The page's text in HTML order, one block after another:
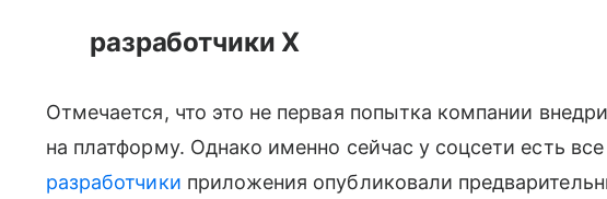
разработчики X
Отмечается, что это не первая попытка компании
на платформу. Однако именно сейчас у соцсети есть
разработчики приложения опубликовали